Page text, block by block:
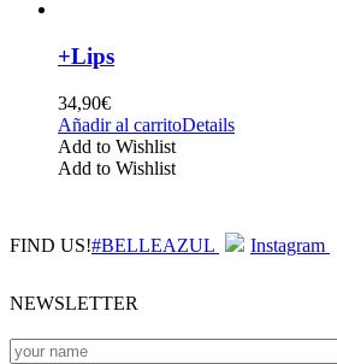
+Lips
34,90€
Añadir al carritoDetails
Add to Wishlist
Add to Wishlist
FIND US!#BELLEAZUL Instagram
NEWSLETTER